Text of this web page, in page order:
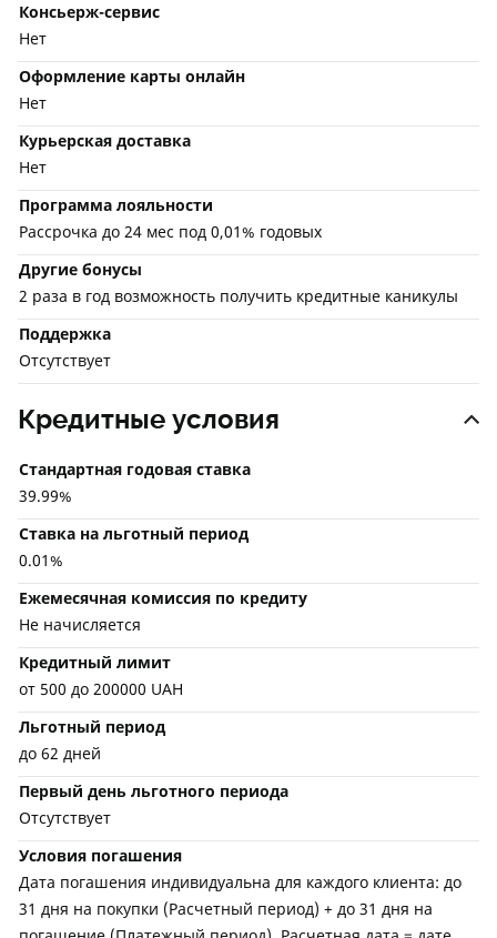
Консьерж-сервис
Нет
Оформление карты онлайн
Нет
Курьерская доставка
Нет
Программа лояльности
Рассрочка до 24 мес под 0,01% годовых
Другие бонусы
2 раза в год возможность получить кредитные каникулы
Поддержка
Отсутствует
Кредитные условия
Стандартная годовая ставка
39.99%
Ставка на льготный период
0.01%
Ежемесячная комиссия по кредиту
Не начисляется
Кредитный лимит
от 500 до 200000 UAH
Льготный период
до 62 дней
Первый день льготного периода
Отсутствует
Условия погашения
Дата погашения индивидуальна для каждого клиента: до
31 дня на покупки (Расчетный период) + до 31 дня на